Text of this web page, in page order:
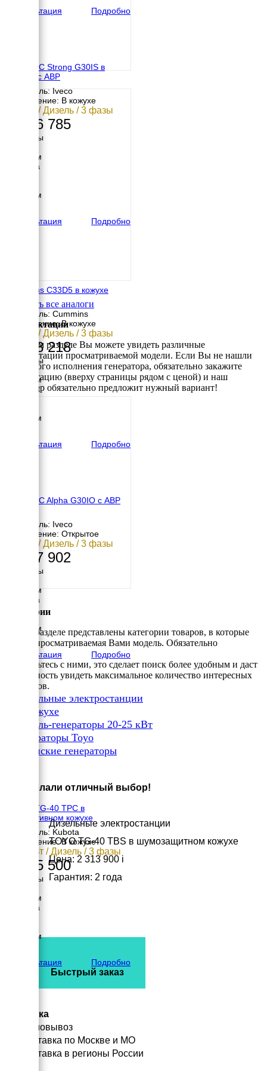
Консультация
Подробно
GENMAC Strong G30IS в
кожухе с АВР
Двигатель: Iveco
Исполнение: В кожухе
24 кВт / Дизель / 3 фазы
2 516 785
Размеры
2213 мм
Ширина
1258 мм
Консультация
Подробно
Cummins C33D5 в кожухе
Двигатель: Cummins
Исполнение: В кожухе
24 кВт / Дизель / 3 фазы
1 238 218
Размеры
2242 мм
Ширина
1513 мм
Консультация
Подробно
GENMAC Alpha G30IO с АВР
Двигатель: Iveco
Исполнение: Открытое
24 кВт / Дизель / 3 фазы
1 607 902
Размеры
1650 мм
Ширина
1360 мм
Консультация
Подробно
Смотреть все аналоги
Комплектации
В данном разделе Вы можете увидеть различные
комплектации просматриваемой модели. Если Вы не нашли
требуемого исполнения генератора, обязательно закажите
консультацию (вверху страницы рядом с ценой) и наш
менеджер обязательно предложит нужный вариант!
TOYO TG-40 TPC в
декоративном кожухе
Двигатель: Kubota
Исполнение: В кожухе
24.1 кВт / Дизель / 3 фазы
1 835 500
Размеры
1650 мм
Ширина
1000 мм
Консультация
Подробно
Категории
В этом разделе представлены категории товаров, в которые
входит просматриваемая Вами модель. Обязательно
ознакомьтесь с ними, это сделает поиск более удобным и даст
возможность увидеть максимальное количество интересных
вариантов.
Дизельные электростанции
В кожухе
Дизель-генераторы 20-25 кВт
генераторы Toyo
Японские генераторы
Вы сделали отличный выбор!
Дизельные электростанции
TOYO TG-40 TBS в шумозащитном кожухе
Цена: 2 313 900 i
Гарантия: 2 года
Быстрый заказ
Доставка
Самовывоз
Доставка по Москве и МО
Доставка в регионы России